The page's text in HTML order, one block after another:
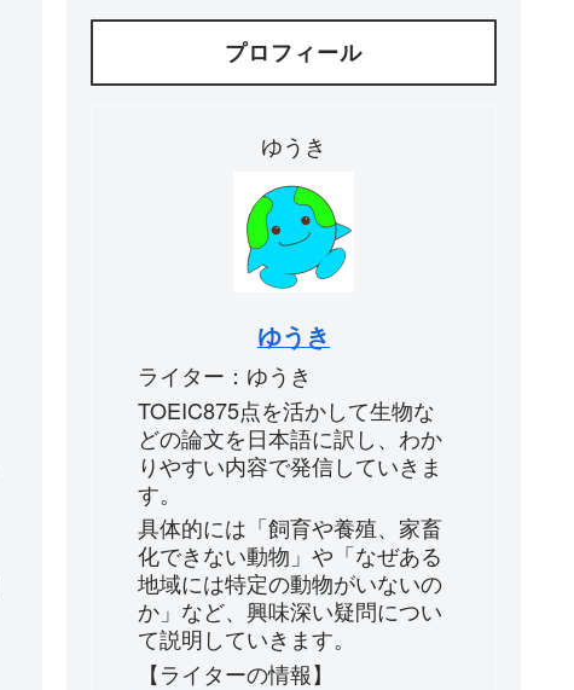
プロフィール
ゆうき
ゆうき
ライター：ゆうき
TOEIC875点を活かして生物な
どの論文を日本語に訳し、わか
りやすい内容で発信していきま
す。
具体的には「飼育や養殖、家畜
化できない動物」や「なぜある
地域には特定の動物がいないの
か」など、興味深い疑問につい
て説明していきます。
【ライターの情報】